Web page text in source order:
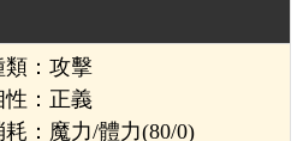
類：攻擊
性：正義
耗：魔力/體力(80/0)